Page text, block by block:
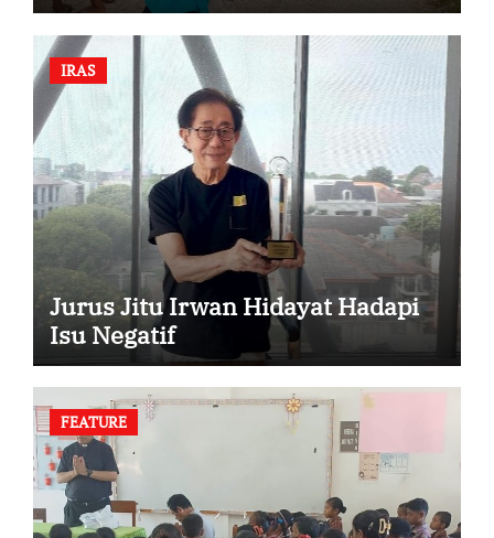
IRAS
Jurus Jitu Irwan Hidayat Hadapi
Isu Negatif
FEATURE